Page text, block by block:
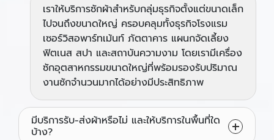
เราให้บริการซักผ้าสำหรับกลุ่มธุรกิจตั้งแต่ขนาดเล็ก
ไปจนถึงขนาดใหญ่ ครอบคลุมทั้งธุรกิจโรงแรม
เซอร์วิสอพาร์ทเม้นท์ ภัตตาคาร แผนกจัดเลี้ยง
ฟิตเนส สปา และสถาบันความงาม โดยเรามีเครื่อง
ซักอุตสาหกรรมขนาดใหญ่ที่พร้อมรองรับปริมาณ
งานซักจำนวนมากได้อย่างมีประสิทธิภาพ
มีบริการรับ-ส่งผ้าหรือไม่ และให้บริการในพื้นที่ใด
บ้าง?